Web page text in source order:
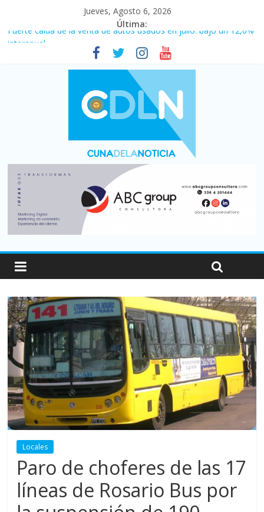
Jueves, Agosto 6, 2026
Última:
Fuerte caída de la venta de autos usados en julio: bajó un 12,6%
Central venció 1 a 0 al River de Coudet en el Monumental
La morosidad alcanzó su nivel más alto en dos décadas y ya
afecta a 400 mil deudores en Santa Fe
Desde que asumió Milei cerraron 41.000 kioscos: el sector
denuncia crisis como en 2001
Vacaciones de invierno con más movimiento y consumo
turístico: 4,6 millones de personas viajaron por el país, un 5,9%
Locales
Paro de choferes de las 17
líneas de Rosario Bus por